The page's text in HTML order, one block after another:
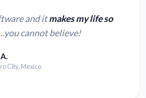
and itmakes my life so
cannot believe!
City, Mexico